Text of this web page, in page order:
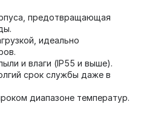
предотвращающая
идеально
и влаги (IP55 и выше).
срок службы даже в
диапазоне температур.